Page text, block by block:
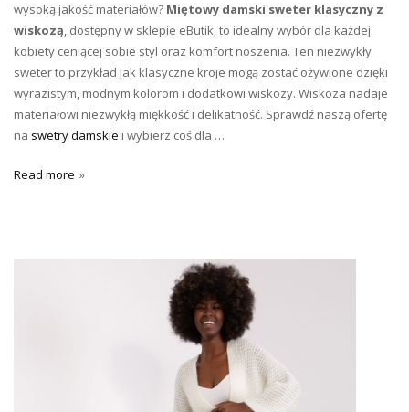
wysoką jakość materiałów? Miętowy damski sweter klasyczny z
wiskozą, dostępny w sklepie eButik, to idealny wybór dla każdej
kobiety ceniącej sobie styl oraz komfort noszenia. Ten niezwykły
sweter to przykład jak klasyczne kroje mogą zostać ożywione dzięki
wyrazistym, modnym kolorom i dodatkowi wiskozy. Wiskoza nadaje
materiałowi niezwykłą miękkość i delikatność. Sprawdź naszą ofertę
na swetry damskie i wybierz coś dla …
Read more